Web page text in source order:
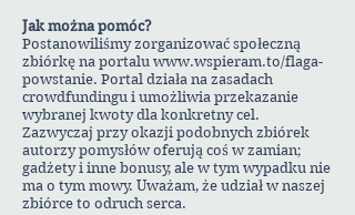
Jak można pomóc?
Postanowiliśmy zorganizować społeczną
zbiórkę na portalu www.wspieram.to/flaga-
powstanie. Portal działa na zasadach
crowdfundingu i umożliwia przekazanie
wybranej kwoty dla konkretny cel.
Zazwyczaj przy okazji podobnych zbiórek
autorzy pomysłów oferują coś w zamian;
gadżety i inne bonusy, ale w tym wypadku nie
ma o tym mowy. Uważam, że udział w naszej
zbiórce to odruch serca.